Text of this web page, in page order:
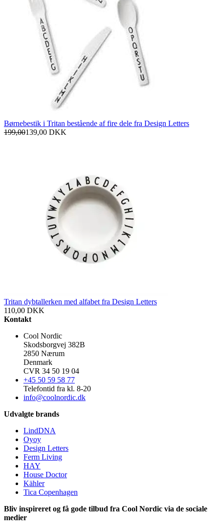
Børnebestik i Tritan bestående af fire dele fra Design Letters
199,00139,00 DKK
Tritan dybtallerken med alfabet fra Design Letters
110,00 DKK
Kontakt
Cool Nordic
Skodsborgvej 382B
2850 Nærum
Denmark
CVR 34 50 19 04
+45 50 59 58 77
Telefontid fra kl. 8-20
info@coolnordic.dk
Udvalgte brands
LindDNA
Oyoy
Design Letters
Ferm Living
HAY
House Doctor
Kähler
Tica Copenhagen
Bliv inspireret og få gode tilbud fra Cool Nordic via de sociale
medier